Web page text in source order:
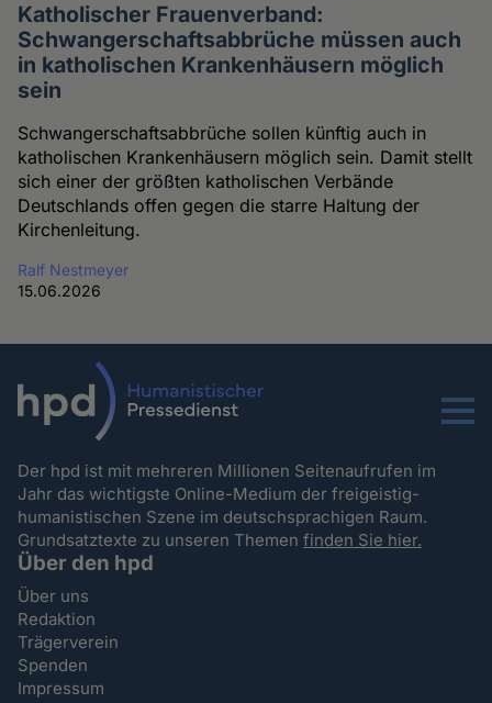
Katholischer Frauenverband:
Schwangerschaftsabbrüche müssen auch
in katholischen Krankenhäusern möglich
sein
Schwangerschaftsabbrüche sollen künftig auch in
katholischen Krankenhäusern möglich sein. Damit stellt
sich einer der größten katholischen Verbände
Deutschlands offen gegen die starre Haltung der
Kirchenleitung.
Ralf Nestmeyer
15.06.2026
Menu
Der hpd ist mit mehreren Millionen Seitenaufrufen im
Jahr das wichtigste Online-Medium der freigeistig-
humanistischen Szene im deutschsprachigen Raum.
Grundsatztexte zu unseren Themenfinden Sie hier.
Über den hpd
Über uns
Redaktion
Trägerverein
Spenden
Impressum